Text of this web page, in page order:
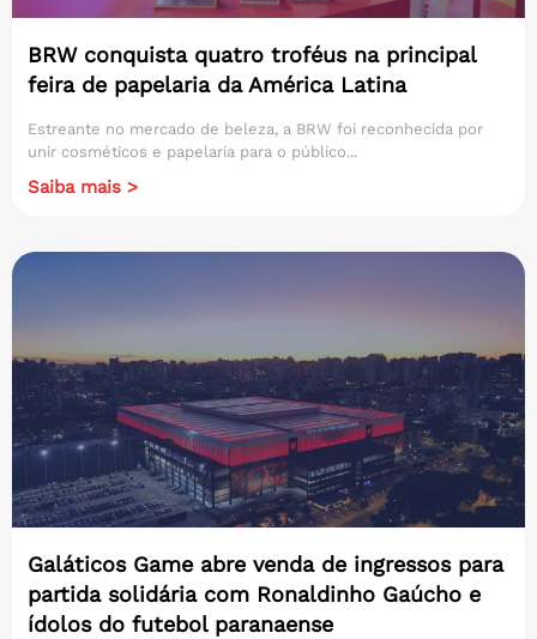
BRW conquista quatro troféus na principal
feira de papelaria da América Latina
Estreante no mercado de beleza, a BRW foi reconhecida por
unir cosméticos e papelaria para o público...
Saiba mais >
Galáticos Game abre venda de ingressos para
partida solidária com Ronaldinho Gaúcho e
ídolos do futebol paranaense